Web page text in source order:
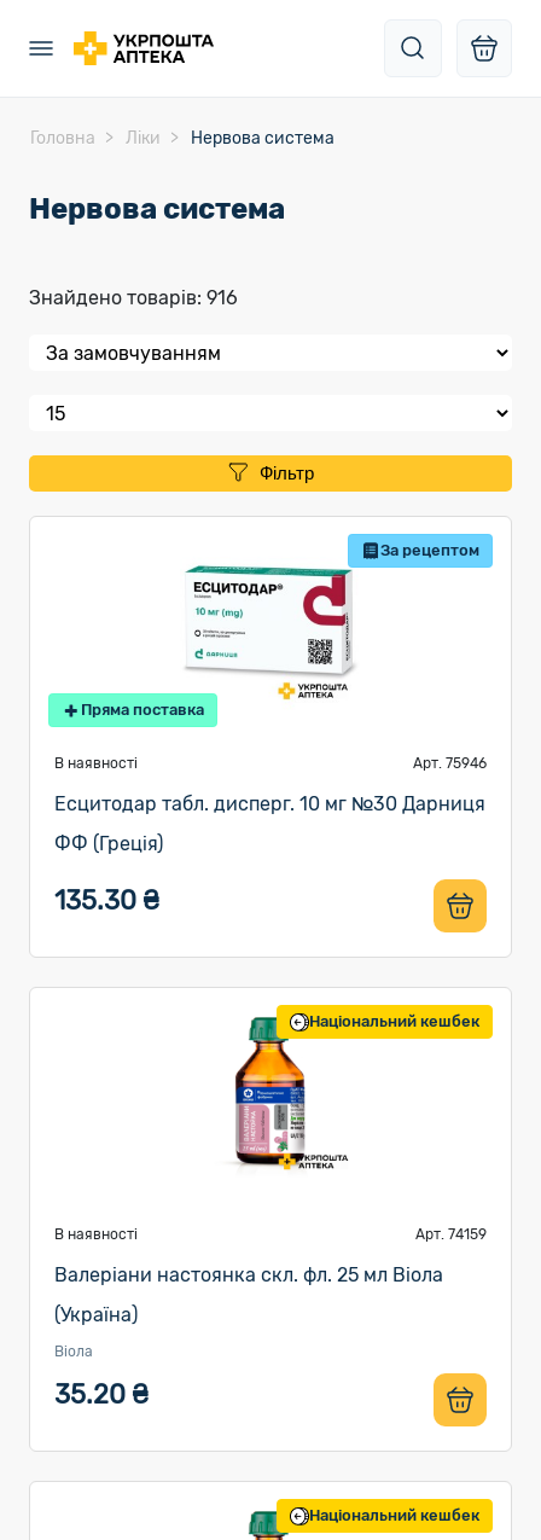
Головна Ліки Нервова система
Нервова система
Знайдено товарів: 916
Фільтр
За рецептом
Пряма поставка
В наявності Арт. 75946
Есцитодар табл. дисперг. 10 мг №30 Дарниця
ФФ (Греція)
135.30 ₴
Національний кешбек
В наявності Арт. 74159
Валеріани настоянка скл. фл. 25 мл Віола
(Україна)
Віола
35.20 ₴
Національний кешбек